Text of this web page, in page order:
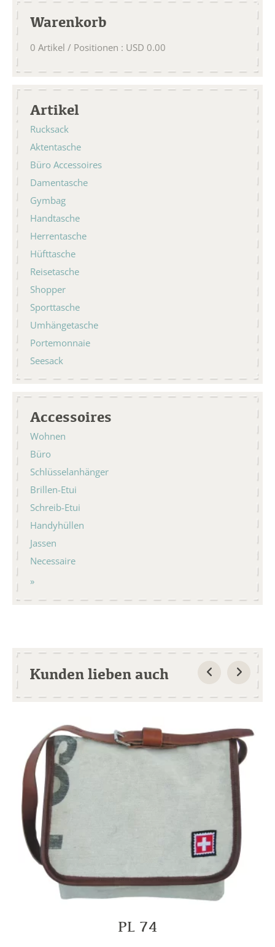
Warenkorb
0 Artikel / Positionen : USD 0.00
Artikel
Rucksack
Aktentasche
Büro Accessoires
Damentasche
Gymbag
Handtasche
Herrentasche
Hüfttasche
Reisetasche
Shopper
Sporttasche
Umhängetasche
Portemonnaie
Seesack
Accessoires
Wohnen
Büro
Schlüsselanhänger
Brillen-Etui
Schreib-Etui
Handyhüllen
Jassen
Necessaire
Kunden lieben auch
PL 74